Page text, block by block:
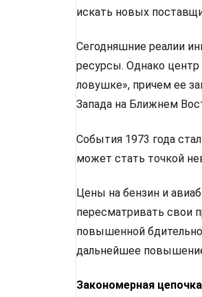
искать новых
Сегодняшние реалии
ресурсы. Однако центр
ловушке», причем ее
Запада на Ближнем
События 1973 года
может стать точкой
Цены на бензин и
пересматривать свои
повышенной
дальнейшее
Закономерная